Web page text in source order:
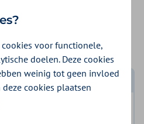
Bij ZieZo krijgt u een
Dit zijn
het zitten en staan.
voor functionele,
doelen. Deze cookies
weinig tot geen invloed
deze cookies plaatsen